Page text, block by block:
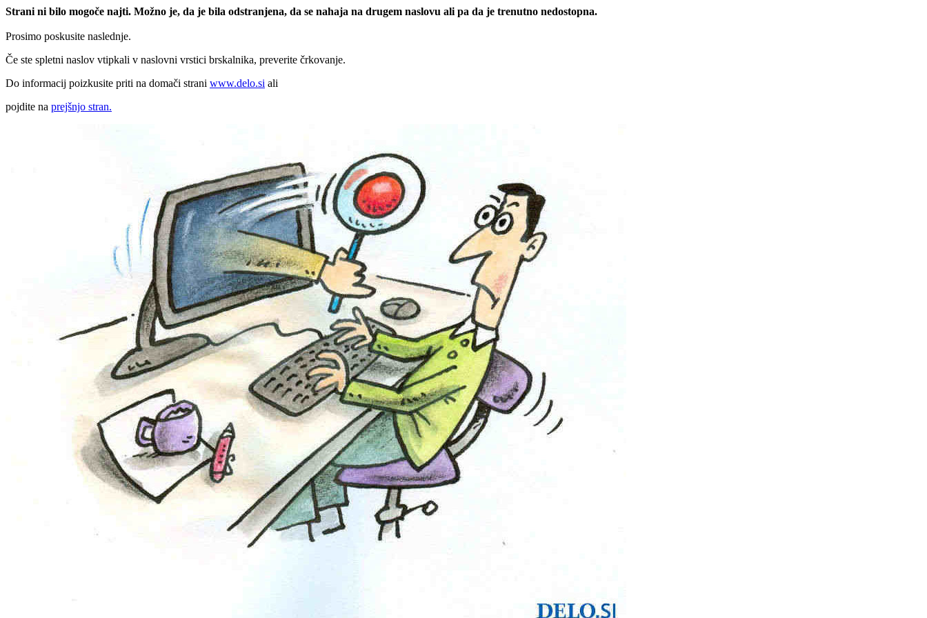
Strani ni bilo mogoče najti. Možno je, da je bila odstranjena, da se nahaja na drugem naslovu ali pa da je trenutno nedostopna.
Prosimo poskusite naslednje.
Če ste spletni naslov vtipkali v naslovni vrstici brskalnika, preverite črkovanje.
Do informacij poizkusite priti na domači strani www.delo.si ali
pojdite na prejšnjo stran.